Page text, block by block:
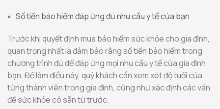
Số tiền bảo hiểm đáp ứng đủ nhu cầu y tế của bạn
Trước khi quyết định mua bảo hiểm sức khỏe cho gia đình,
quan trọng nhất là đảm bảo rằng số tiền bảo hiểm trong
chương trình đủ để đáp ứng mọi nhu cầu y tế của gia đình
bạn. Để làm điều này, quý khách cần xem xét độ tuổi của
từng thành viên trong gia đình, cũng như xác định các vấn
đề sức khỏe có sẵn từ trước.